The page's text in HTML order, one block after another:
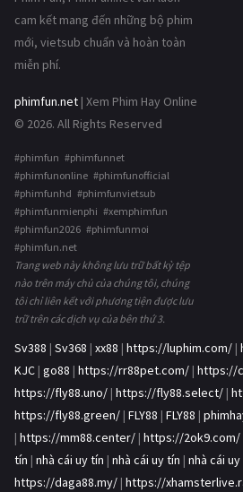
cam kết mang đến những bộ phim
mới, vietsub chuẩn và hoàn toàn
miễn phí.
phimfun.net | Xem Phim Hay Online
© 2026. All Rights Reserved
#phimfun #phimfunnet
#phimfunonline #phimfunofficial
#phimfunhd #phimfunvietsub
#phimfunmienphi #xemphimfun
#phimfun2026 #phimfunmoi
#phimfun.net
Trang web này không lưu trữ bất kỳ tệp
nào trên máy chủ của chúng tôi, chúng
tôi chỉ liên kết với phương tiện được lưu
trữ trên các dịch vụ của bên thứ 3.
Sv388 | Sv368 | xx88 | https://luphim.com/ |
KJC | go88 | https://rr88pet.com/ | https://
https://fly88.uno/ | https://fly88.select/ |
https://fly88.green/ | FLY88 | FLY88 |
| https://mm88.center/ | https://2ok9.com/
tín | nhà cái uy tín | nhà cái uy tín | nhà cái
https://daga88.my/ | https://